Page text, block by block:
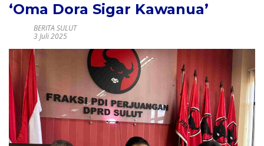
‘Oma Dora Sigar Kawanua’
BERITA SULUT
3 Juli 2025